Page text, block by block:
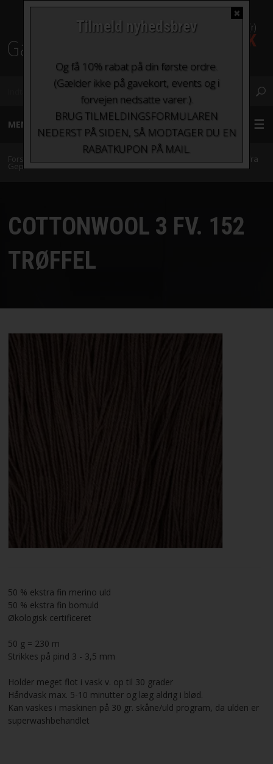
0 Vare(r)
0,00 DKK
MENU
GARN
TILBEHØR
BØGER OG HÆFTER
SØGNING
FORTRYD DIT KØB
Forside CottonWool 3 fra
Gepard Garn»CottonWool 3 Fv. 152 Trøffel
COTTONWOOL 3 FV. 152
TRØFFEL
50 % ekstra fin merino uld
50 % ekstra fin bomuld
Økologisk certificeret
50 g = 230 m
Strikkes på pind 3 - 3,5 mm
Holder meget flot i vask v. op til 30 grader
Håndvask max. 5-10 minutter og læg aldrig i blød.
Kan vaskes i maskinen på 30 gr. skåne/uld program, da ulden er
superwashbehandlet
✖
Tilmeld nyhedsbrev
Og få 10% rabat på din første ordre.
(Gælder ikke på gavekort, events og i
forvejen nedsatte varer.).
BRUG TILMELDINGSFORMULAREN
NEDERST PÅ SIDEN, SÅ MODTAGER DU EN
RABATKUPON PÅ MAIL.